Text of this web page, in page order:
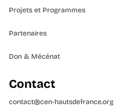
Projets et Programmes
Partenaires
Don & Mécénat
Contact
contact@cen-hautsdefrance.org